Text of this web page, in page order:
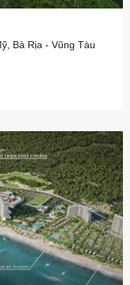
Bà Rịa - Vũng Tàu